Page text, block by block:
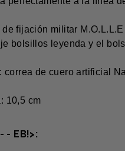
de fijación militar
bolsillos leyenda y el
correa de cuero artificial
10,5 cm
- EB!>: